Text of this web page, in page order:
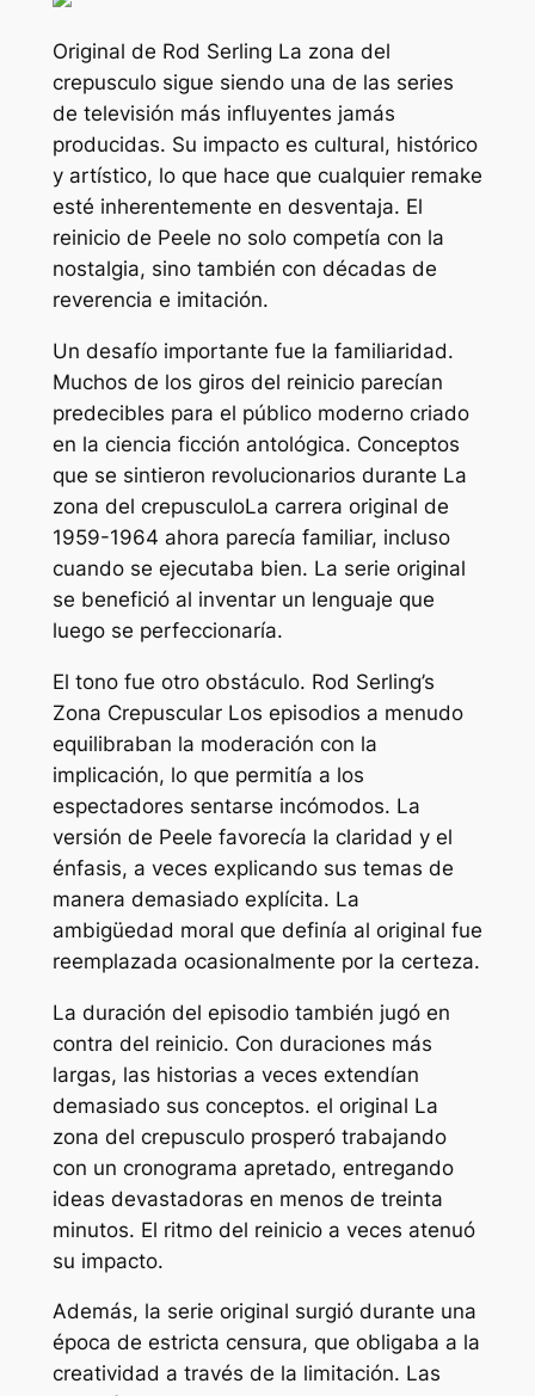
Original de Rod Serling La zona del
crepusculosigue siendo una de las series
de televisión más influyentes jamás
producidas. Su impacto es cultural, histórico
y artístico, lo que hace que cualquier remake
esté inherentemente en desventaja. El
reinicio de Peele no solo competía con la
nostalgia, sino también con décadas de
reverencia e imitación.
Un desafío importante fue la familiaridad.
Muchos de los giros del reinicio parecían
predecibles para el público moderno criado
en la ciencia ficción antológica. Conceptos
que se sintieron revolucionarios durante La
zona del crepusculoLa carrera original de
1959-1964 ahora parecía familiar, incluso
cuando se ejecutaba bien. La serie original
se benefició al inventar un lenguaje que
luego se perfeccionaría.
El tono fue otro obstáculo. Rod Serling’s
Zona CrepuscularLos episodios a menudo
equilibraban la moderación con la
implicación, lo que permitía a los
espectadores sentarse incómodos. La
versión de Peele favorecía la claridad y el
énfasis, a veces explicando sus temas de
manera demasiado explícita. La
ambigüedad moral que definía al original fue
reemplazada ocasionalmente por la certeza.
La duración del episodio también jugó en
contra del reinicio. Con duraciones más
largas, las historias a veces extendían
demasiado sus conceptos. el original La
zona del crepusculoprosperó trabajando
con un cronograma apretado, entregando
ideas devastadoras en menos de treinta
minutos. El ritmo del reinicio a veces atenuó
su impacto.
Además, la serie original surgió durante una
época de estricta censura, que obligaba a la
creatividad a través de la limitación. Las